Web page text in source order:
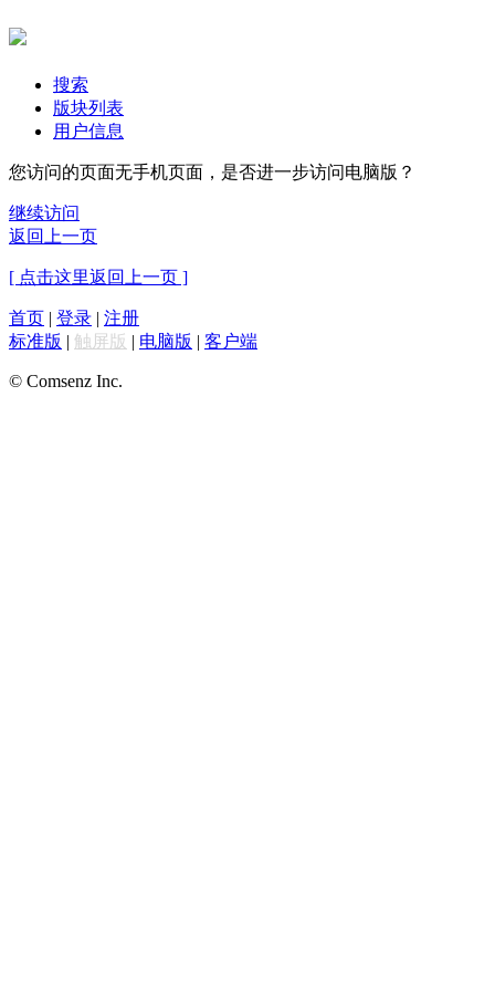
搜索
版块列表
用户信息
您访问的页面无手机页面，是否进一步访问电脑版？
继续访问
返回上一页
[ 点击这里返回上一页 ]
首页 | 登录 | 注册
标准版 | 触屏版 | 电脑版 | 客户端
© Comsenz Inc.